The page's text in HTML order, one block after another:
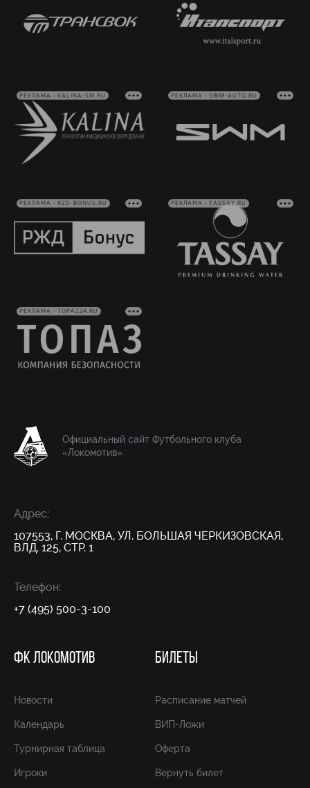
РЕКЛАМА • KALINA-SM.RU РЕКЛАМА • SWM-AUTO.RU
РЕКЛАМА • RZD-BONUS.RU РЕКЛАМА • TASSAY.RU
РЕКЛАМА • TOPAZ24.RU
Официальный сайт Футбольного клуба
«Локомотив»
Адрес:
107553, Г. МОСКВА, УЛ. БОЛЬШАЯ ЧЕРКИЗОВСКАЯ,
ВЛД. 125, СТР. 1
Телефон:
+7 (495) 500-3-100
ФК ЛОКОМОТИВ
Новости
Календарь
Турнирная таблица
Игроки
БИЛЕТЫ
Расписание матчей
ВИП-Ложи
Оферта
Вернуть билет